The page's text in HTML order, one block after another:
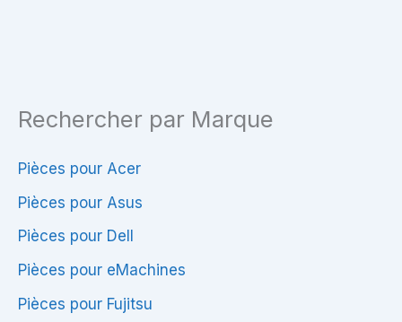
Rechercher par Marque
Pièces pour Acer
Pièces pour Asus
Pièces pour Dell
Pièces pour eMachines
Pièces pour Fujitsu